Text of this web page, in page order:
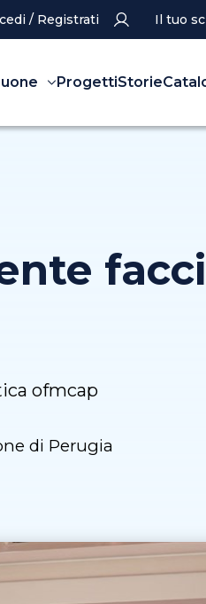
/ Registrati Il tuo
ProgettiStorie
ofmcap
di Perugia